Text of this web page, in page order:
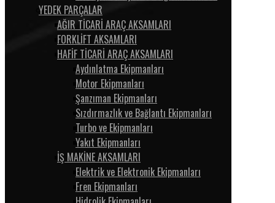
YEDEK PARÇALAR
AĞIR TİCARİ ARAÇ AKSAMLARI
FORKLİFT AKSAMLARI
HAFİF TİCARİ ARAÇ AKSAMLARI
Aydınlatma Ekipmanları
Motor Ekipmanları
Şanzıman Ekipmanları
Sızdırmazlık ve Bağlantı Ekipmanları
Turbo ve Ekipmanları
Yakıt Ekipmanları
İŞ MAKİNE AKSAMLARI
Elektrik ve Elektronik Ekipmanları
Fren Ekipmanları